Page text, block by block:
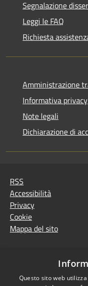
Segnalazione
Leggi le FAQ
Richiesta
Amministrazione
Informativa privacy
Note legali
Dichiarazione di
RSS
Accessibilità
Privacy
Cookie
Mappa del sito
Questo sito web